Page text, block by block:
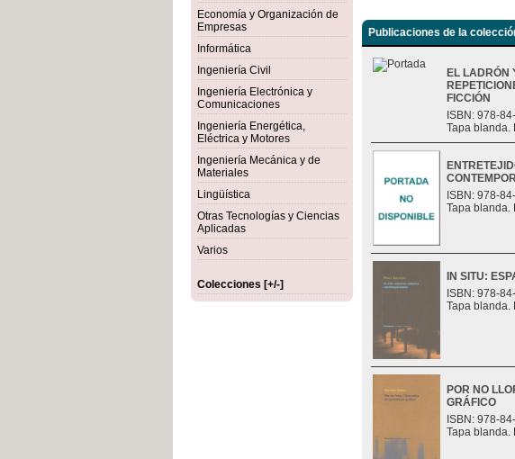
Economía y Organización de
Empresas
Informática
Ingeniería Civil
Ingeniería Electrónica y
Comunicaciones
Ingeniería Energética,
Eléctrica y Motores
Ingeniería Mecánica y de
Materiales
Lingüística
Otras Tecnologías y Ciencias
Aplicadas
Varios
Colecciones [+/-]
Publicaciones de la
EL LADRÓN
FICCIÓN
ISBN: 978-
Tapa blanda.
ISBN: 978-
Tapa blanda.
IN SITU:
ISBN: 978-
Tapa blanda.
POR NO
GRÁFICO
ISBN: 978-
Tapa blanda.